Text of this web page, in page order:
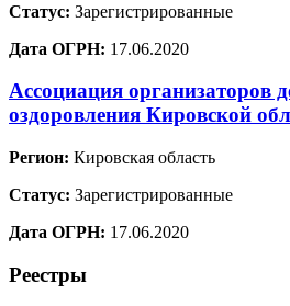
Статус: Зарегистрированные
Дата ОГРН: 17.06.2020
Ассоциация организаторов
оздоровления Кировской
Регион: Кировская область
Статус: Зарегистрированные
Дата ОГРН: 17.06.2020
Реестры